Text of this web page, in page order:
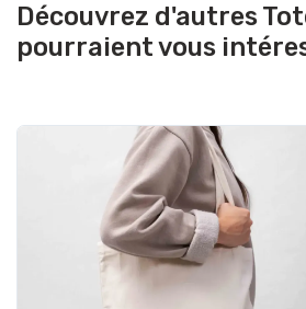
Découvrez d'autres
pourraient vous